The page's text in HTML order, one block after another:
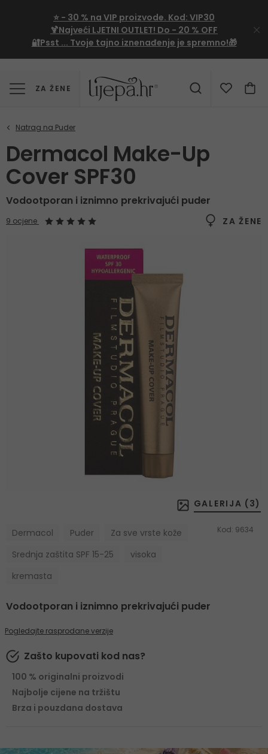
⭐ - 30 % na VIP proizvode. Kod: VIP30
🍹Najveći LJETNI OUTLET! Do - 20 % OFF
🔐Psst ... Tvoje tajno iznenađenje je spremno!🎁
ZA ŽENE
Dermacol Make-Up
Cover SPF30
Vodootporan i iznimno prekrivajući puder
ZA ŽENE
9 ocjene
GALERIJA ( 3)
Dermacol Puder
Za sve vrste kože
Srednja zaštita SPF 15-25
visoka
kremasta
Kod: 9634
Vodootporan i iznimno prekrivajući puder
Pogledajte rasprodane verzije
Zašto kupovati kod nas?
100 % originalni proizvodi
Najbolje cijene na tržištu
Brza i pouzdana dostava